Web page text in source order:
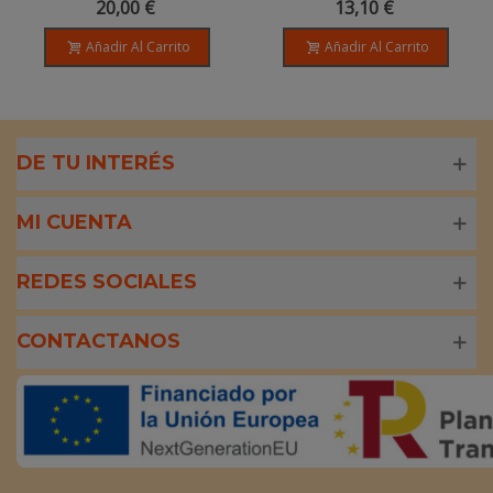
20,00 €
Añadir Al Carrito
Live - Drasanvi
13,10 €
Añadir Al Carrito
DE TU INTERÉS
MI CUENTA
REDES SOCIALES
CONTACTANOS